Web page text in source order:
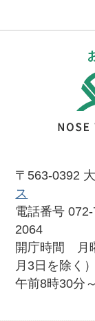
〒563-0392
ス
電話番号
2064
開庁時間 月
月3日を除く）
午前8時30分